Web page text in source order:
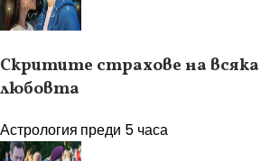
Скритите страхове на всяка
любовта
Астрология преди 5 часа